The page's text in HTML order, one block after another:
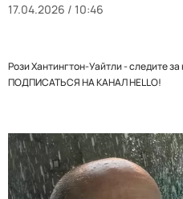
17.04.2026 / 10:46
Рози Хантингтон-Уайтли - следите
ПОДПИСАТЬСЯ НА КАНАЛ HELLO!